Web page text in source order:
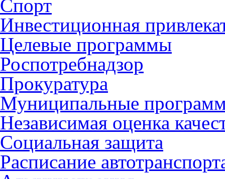
Спорт
Инвестиционная
Целевые программы
Роспотребнадзор
Прокуратура
Муниципальные
Независимая оценка
Социальная защита
Расписание